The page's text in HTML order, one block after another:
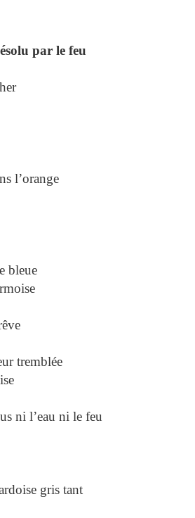
par le feu
l’orange
bleue
tremblée
ni l’eau ni le feu
gris tant